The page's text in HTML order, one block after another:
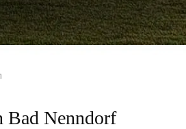
Bad Nenndorf